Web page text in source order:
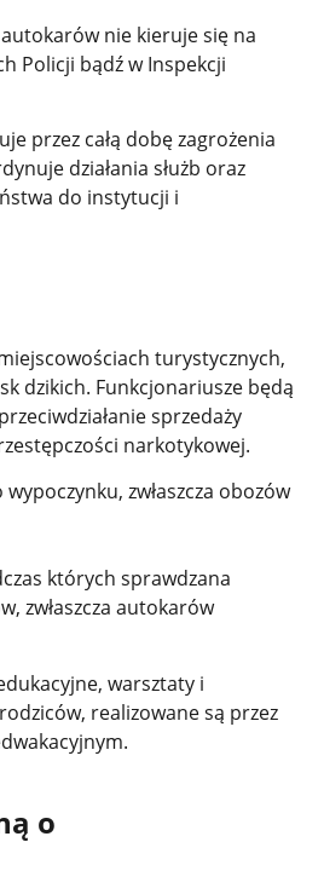
nie kieruje się na
Policji bądź w Inspekcji
przez całą dobę zagrożenia
działania służb oraz
do instytucji i
turystycznych,
dzikich. Funkcjonariusze będą
sprzedaży
narkotykowej.
zwłaszcza obozów
których sprawdzana
zwłaszcza autokarów
warsztaty i
realizowane są przez
o